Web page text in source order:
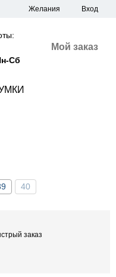
Желания Вход
Сб
Мой заказ
40
заказ